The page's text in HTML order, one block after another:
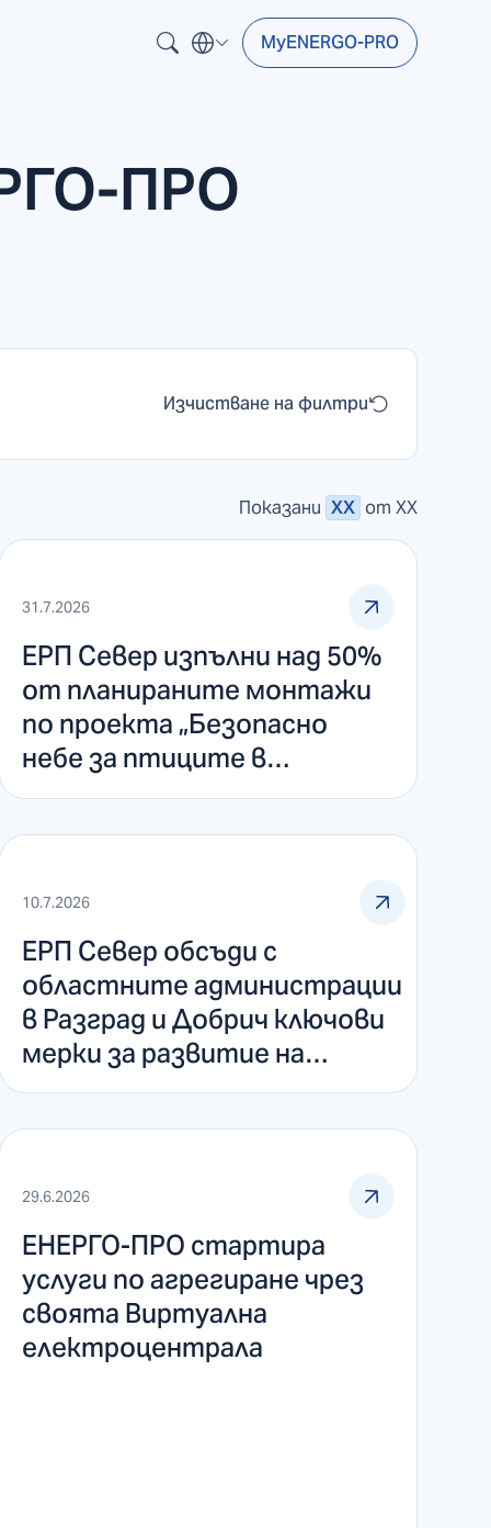
MyENERGO-PRO
ПРО
Изчистване на филтри
Показани ХХ от ХХ
31.7.2026
ЕРП Север изпълни над 50%
от планираните монтажи
по проекта „Безопасно
небе за птиците в
Североизточна България“
10.7.2026
ЕРП Север обсъди с
областните администрации
в Разград и Добрич ключови
мерки за развитие на
електроразпределителната
мрежа
29.6.2026
ЕНЕРГО-ПРО стартира
услуги по агрегиране чрез
своята Виртуална
електроцентрала